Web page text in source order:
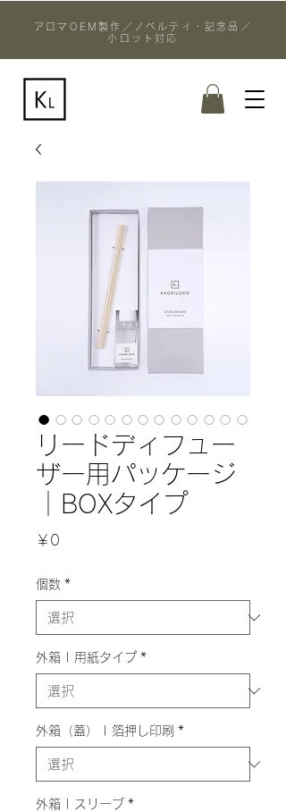
アロマOEM製作／ノベルティ・記念品／
小ロット対応
リードディフュー
ザー用パッケージ
｜BOXタイプ
￥0
個数 *
外箱 | 用紙タイプ *
外箱（蓋） | 箔押し印刷 *
外箱 | スリーブ *